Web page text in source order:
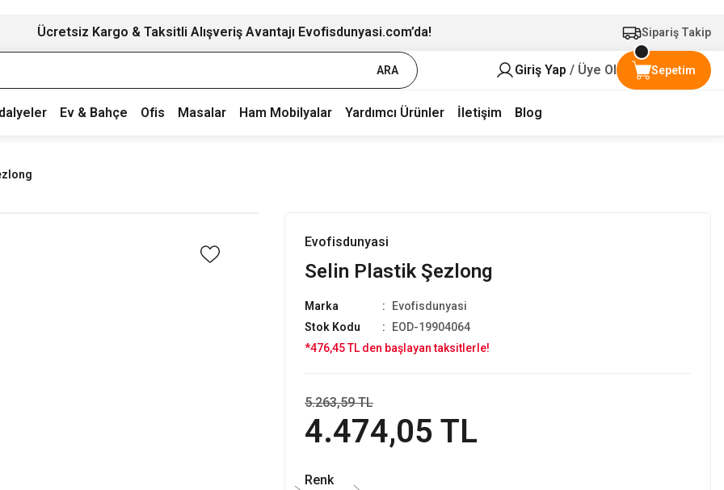
Ücretsiz Kargo & Taksitli Alışveriş Avantajı Evofisdunyasi.com’da! Sipariş Takip
ARA Giriş Yap / Üye Ol Sepetim
Ev & Bahçe Ofis Masalar Ham Mobilyalar Yardımcı Ürünler İletişim Blog
Evofisdunyasi
Selin Plastik Şezlong
Marka
Evofisdunyasi
Stok Kodu
EOD-19904064
*476,45 TL den başlayan taksitlerle!
4.474,05 TL
5.263,59 TL
Renk